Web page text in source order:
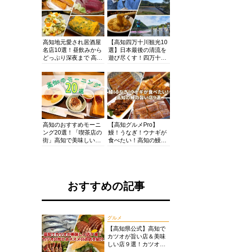
高知地元愛され居酒屋
名店10選！昼飲みから
どっぷり深夜まで 高知
知グルメPro】
【高知四万十川観光10
選】日本最後の清流を
遊び尽くす！四万十川
を網羅したおすすめガ
イド
高知のおすすめモーニ
ング20選！「喫茶店の
街」高知で美味しい喫
【高知グルメPro】
鰻！うなぎ！ウナギが
食べたい！高知の鰻の
おすすめの記事
グルメ
【高知県公式】高知で
カツオが旨い店＆美味
しい店９選！カツオの